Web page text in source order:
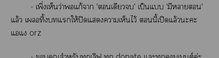
- เพิ่งเห็นว่าแก้า 'เดียว' เป็นแ 'มีา'
แล้ว เทิ้งแให้ปิดแาเห็นไว้ นี้เปิดแล้วะะ
แแ orz